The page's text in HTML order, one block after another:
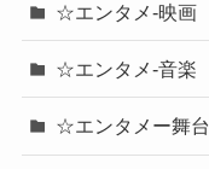
☆エンタメ-映画
☆エンタメ-音楽
☆エンタメー舞台